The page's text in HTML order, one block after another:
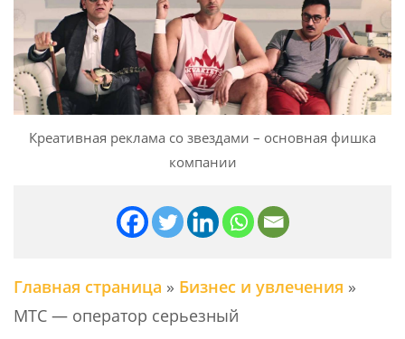
Креативная реклама со звездами – основная фишка
компании
Главная страница » Бизнес и увлечения »
МТС — оператор серьезный